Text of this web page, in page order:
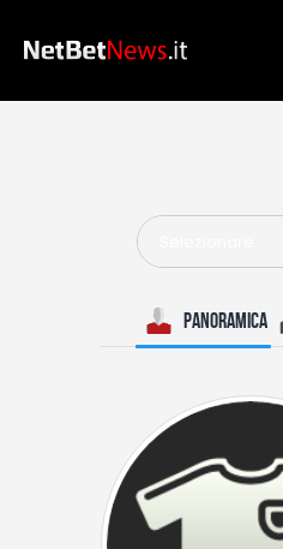
News
Calcio
Basket
Tennis
Lo Sapevi Che
Fantacalcio
I consigli di Giulia
Serie A
Panoramica